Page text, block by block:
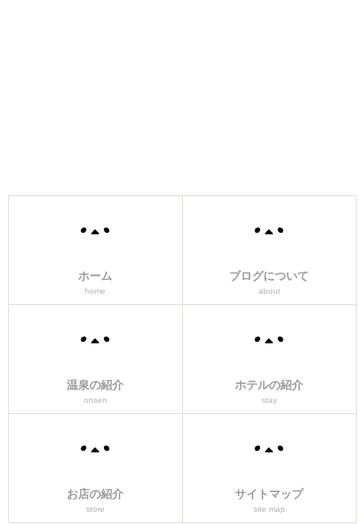
ホーム
home
ブログについて
about
温泉の紹介
onsen
ホテルの紹介
stay
お店の紹介
store
サイトマップ
site map